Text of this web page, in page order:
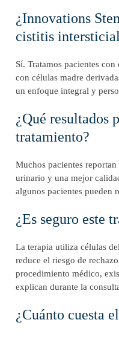
¿Innovations
cistitis
Sí. Tratamos pacientes
con células madre
un enfoque integral y
¿Qué resultados
tratamiento?
Muchos pacientes
urinario y una mejor
algunos pacientes pueden
¿Es seguro este
La terapia utiliza células
reduce el riesgo de
procedimiento médico,
explican durante la
¿Cuánto cuesta